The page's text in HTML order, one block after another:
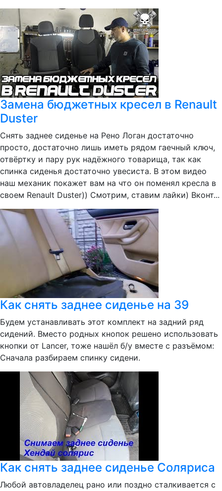
Замена бюджетных кресел в Renault
Duster
Снять заднее сиденье на Рено Логан достаточно
просто, достаточно лишь иметь рядом гаечный ключ,
отвёртку и пару рук надёжного товарища, так как
спинка сиденья достаточно увесиста. В этом видео
наш механик покажет вам на что он поменял кресла в
своем Renault Duster)) Смотрим, ставим лайки) Вконт...
Как снять заднее сиденье на 39
Будем устанавливать этот комплект на задний ряд
сидений. Вместо родных кнопок решено использовать
кнопки от Lancer, тоже нашёл б/у вместе с разъёмом:
Сначала разбираем спинку сидени.
Как снять заднее сиденье Соляриса
Любой автовладелец рано или поздно сталкивается с